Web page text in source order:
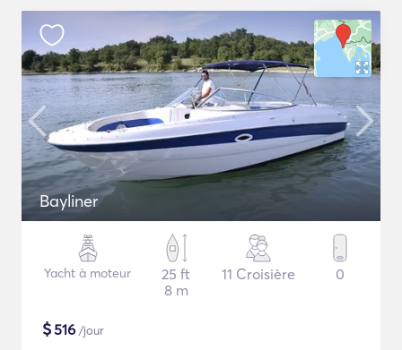
Bayliner
Yacht à moteur
25 ft
8 m
11 Croisière 0
$516 /jour